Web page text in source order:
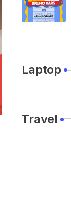
Laptop
Travel